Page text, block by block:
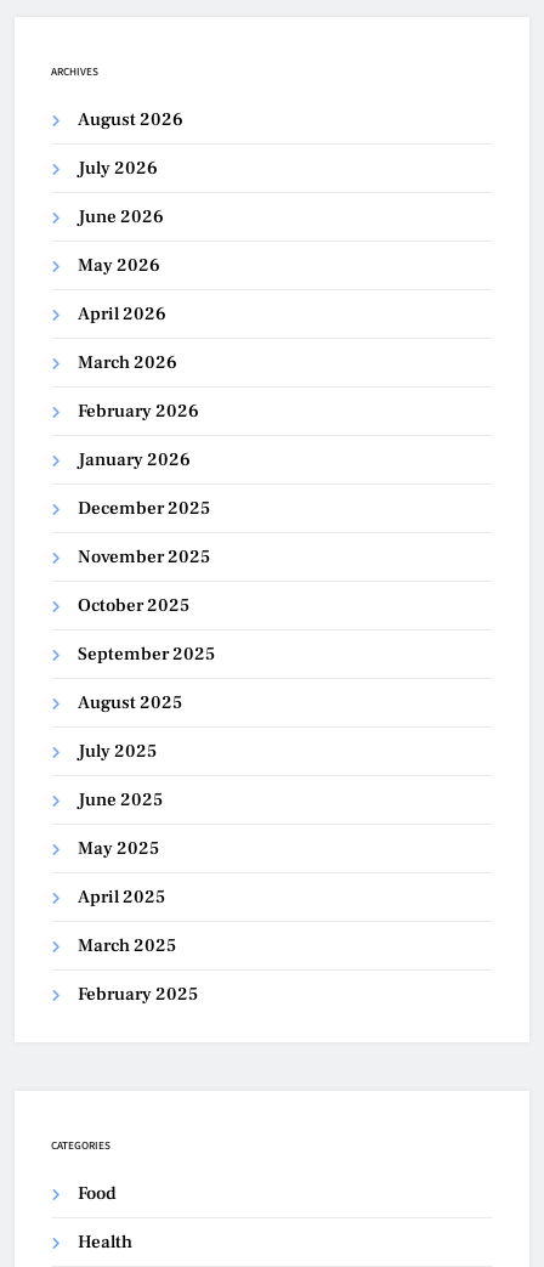
ARCHIVES
August 2026
July 2026
June 2026
May 2026
April 2026
March 2026
February 2026
January 2026
December 2025
November 2025
October 2025
September 2025
August 2025
July 2025
June 2025
May 2025
April 2025
March 2025
February 2025
CATEGORIES
Food
Health